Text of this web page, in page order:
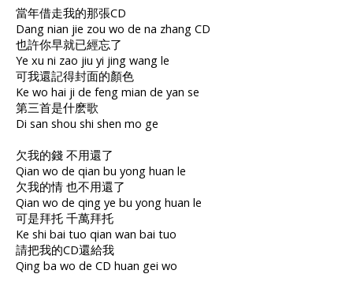
當年借走我的那張CD
Dang nian jie zou wo de na zhang CD
也許你早就已經忘了
Ye xu ni zao jiu yi jing wang le
可我還記得封面的顏色
Ke wo hai ji de feng mian de yan se
第三首是什麽歌
Di san shou shi shen mo ge
欠我的錢 不用還了
Qian wo de qian bu yong huan le
欠我的情 也不用還了
Qian wo de qing ye bu yong huan le
可是拜托 千萬拜托
Ke shi bai tuo qian wan bai tuo
請把我的CD還給我
Qing ba wo de CD huan gei wo